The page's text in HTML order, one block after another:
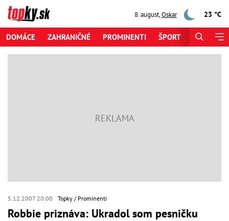
8. august,Oskar 23 °C
DOMÁCE ZAHRANIČNÉ PROMINENTI ŠPORT
5.12.2007 20:00 Topky Prominenti
Robbie priznáva: Ukradol som pesničku